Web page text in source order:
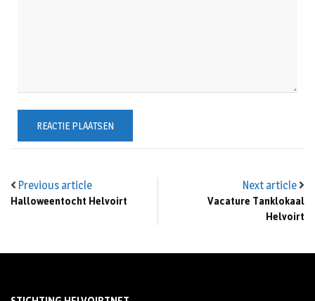
Previous article
Halloweentocht Helvoirt
Next article
Vacature Tanklokaal
Helvoirt